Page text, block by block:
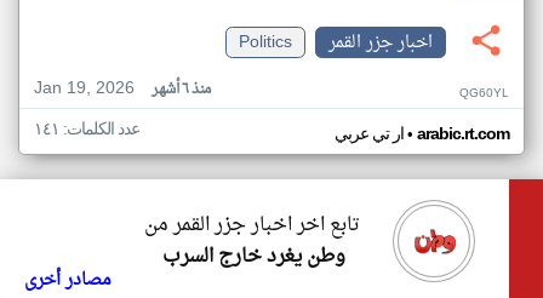
اخبار جزر القمر
Politics
Jan 19, 2026
منذ ٦ أشهر QG60YL
ار تي عربي• arabic.rt.com عدد الكلمات: ١٤١
تابع اخر اخبار جزر القمر من
وطن يغرد خارج السرب
مصادر أخرى